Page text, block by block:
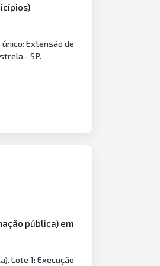
Extensão de
- SP.
pública) em
Lote 1: Execução